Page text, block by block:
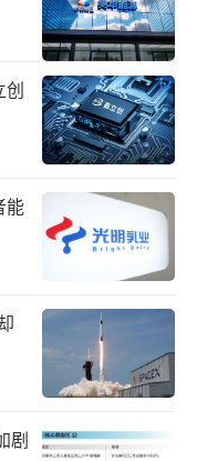
一方面，无论是
，其内容生产必
敏感信息。而这
人在后期剪辑时
进而提高听众的
然。一方面，作
先准备的直播脚
应进行直播。
行相关直播，但
在同主题的情况
客更好。
创
能
剧